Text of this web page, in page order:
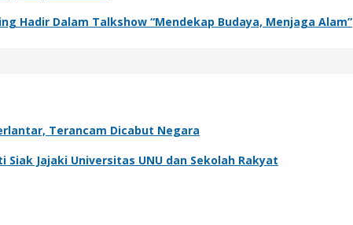
Hadir Dalam Talkshow “Mendekap Budaya, Menjaga Alam”
Terancam Dicabut Negara
Jajaki Universitas UNU dan Sekolah Rakyat